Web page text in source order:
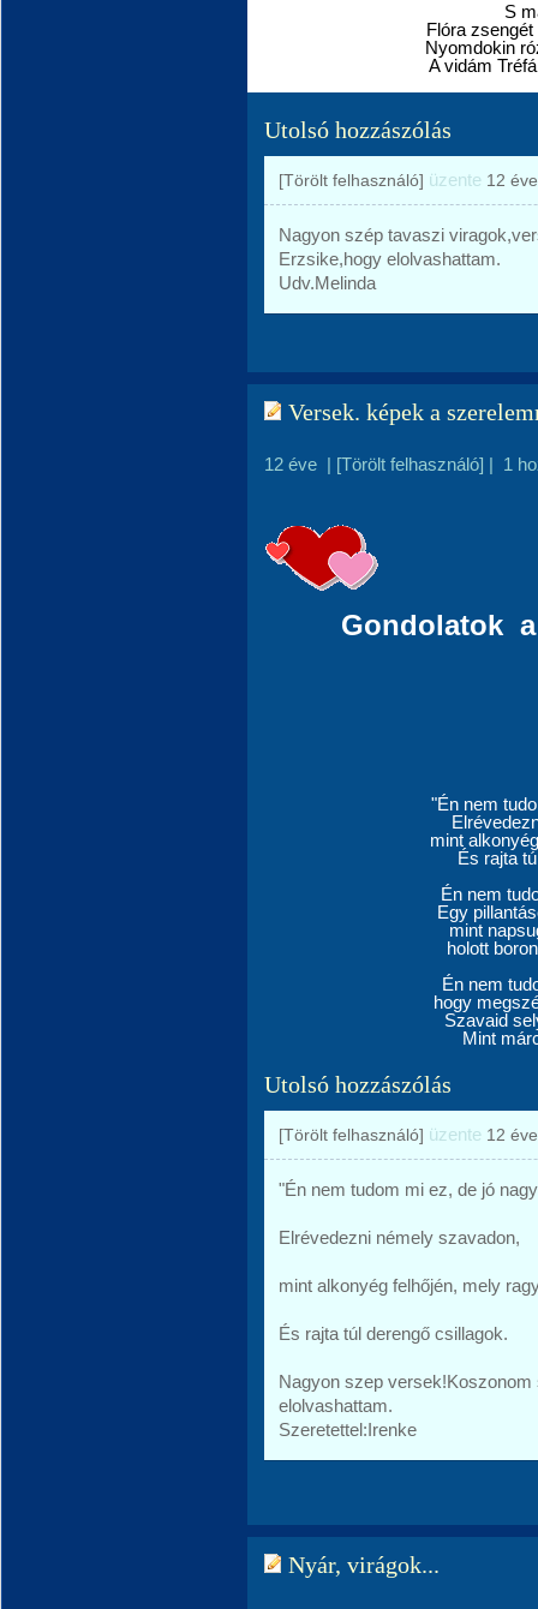
S
Flóra
Nyomdokin
A vidám
Utolsó hozzászólás
[Törölt felhasználó] üzente 12 éve
Nagyon szép tavaszi
Erzsike,hogy elolvashattam.
Udv.Melinda
Versek. képek a
12 éve | [Törölt felhasználó] | 1
Gondolatok
"Én nem
mint
És rajta
Én nem
Egy
mint
holott
Én nem
hogy
Szavaid
Mint
Utolsó hozzászólás
[Törölt felhasználó] üzente 12 éve
"Én nem tudom mi ez, de jó
Elrévedezni némely szavadon,
mint alkonyég felhőjén, mely
És rajta túl derengő csillagok.
Nagyon szep
elolvashattam.
Szeretettel:Irenke
Nyár, virágok...